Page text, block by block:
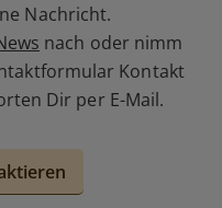
Nachricht.
nach oder nimm
Kontakt
Dir per E-Mail.